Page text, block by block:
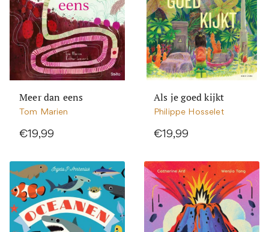
Meer dan eens
Tom Marien
€19,99
Als je goed kijkt
Philippe Hosselet
€19,99